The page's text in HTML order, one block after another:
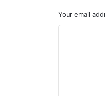
Your email